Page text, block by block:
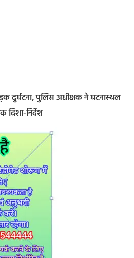
दुर्घटना, पुलिस अधीक्षक ने घटनास्थल
दिशा-निर्देश